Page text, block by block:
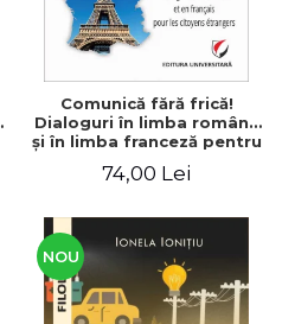
Comunică fără frică!
Dialoguri în limba română
şi în limba franceză pentru
străini/Communique sans
roumain et en français
pour les citoyens
étrangers
74,00 Lei
NOU